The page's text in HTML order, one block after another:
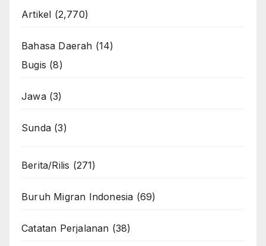
Artikel (2,770)
Bahasa Daerah (14)
Bugis (8)
Jawa(3)
Sunda (3)
Berita/Rilis (271)
Buruh Migran Indonesia (69)
Catatan Perjalanan (38)